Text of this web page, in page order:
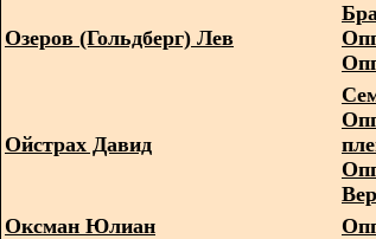
Озеров (Гольдберг) Лев
Ойстрах Давид
Оксман Юлиан